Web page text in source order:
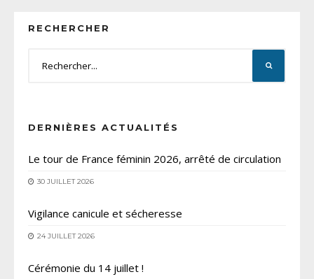
RECHERCHER
DERNIÈRES ACTUALITÉS
Le tour de France féminin 2026, arrêté de circulation
30 JUILLET 2026
Vigilance canicule et sécheresse
24 JUILLET 2026
Cérémonie du 14 juillet !